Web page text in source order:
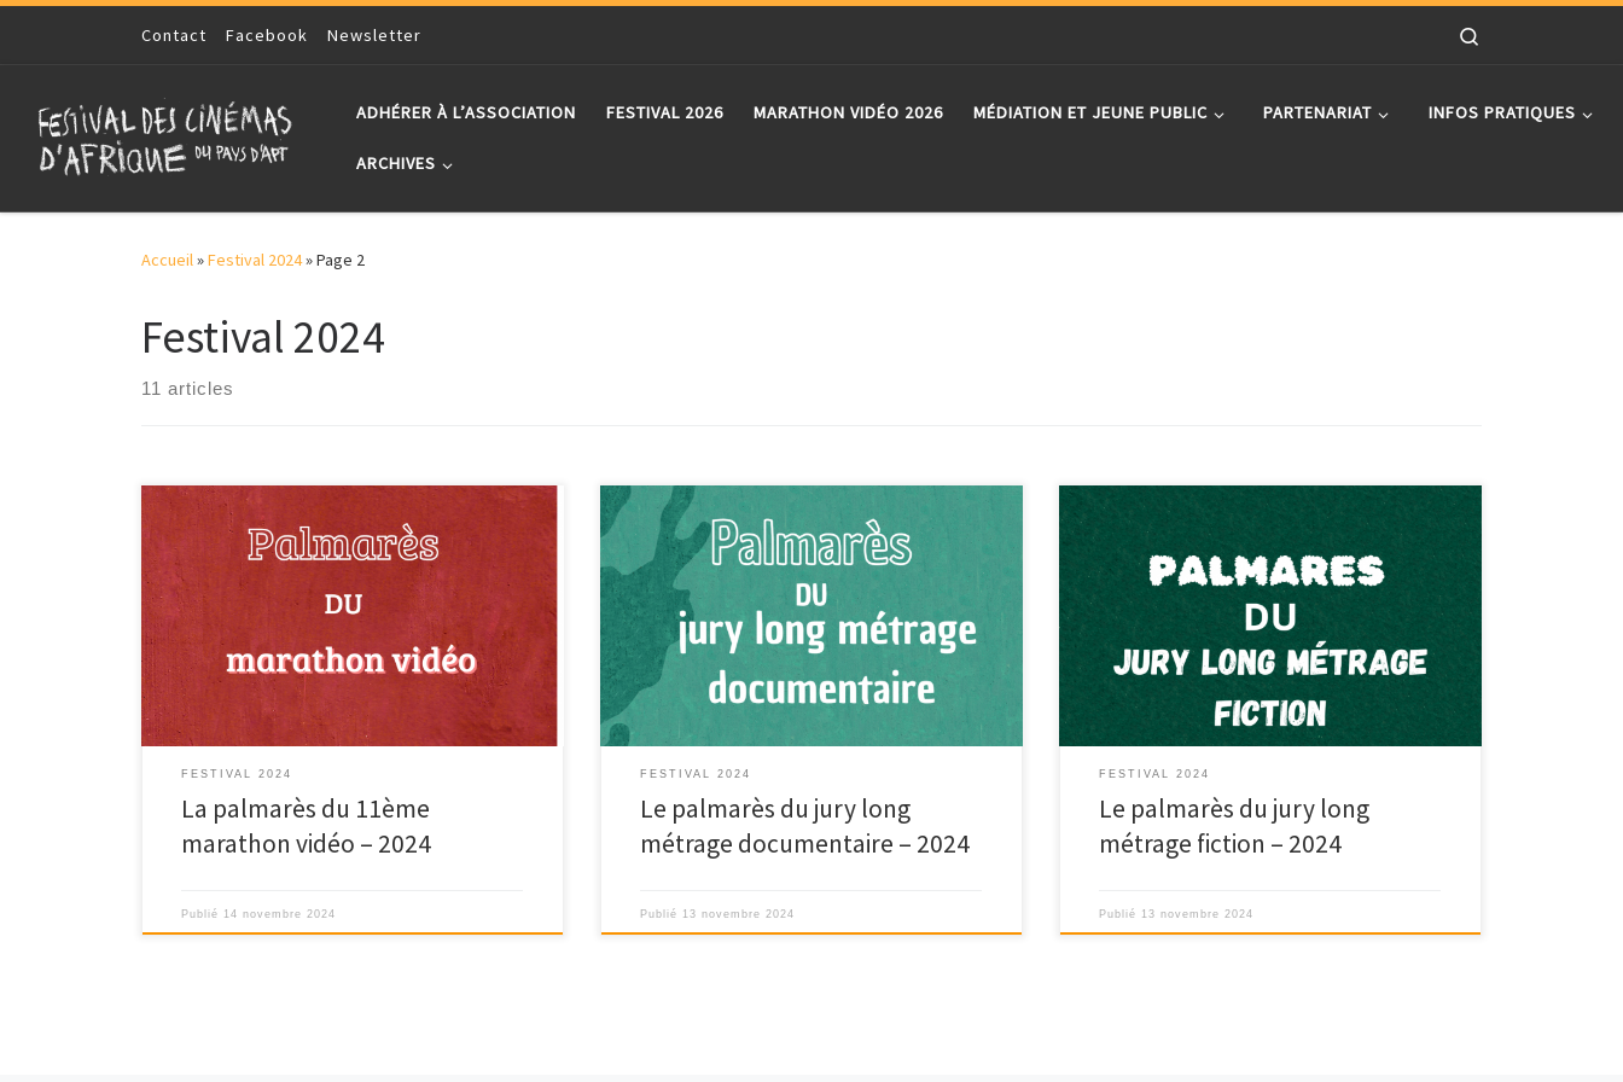
Skip to contentContact Facebook Newsletter
ADHÉRER À L’ASSOCIATION FESTIVAL 2026 MARATHON VIDÉO 2026 MÉDIATION ET JEUNE PUBLIC PARTENARIAT INFOS PRATIQUES
ARCHIVES
Accueil»Festival 2024»Page 2
Festival 2024
11 articles
THÈME IMPOSÉ : TOUTES LES COULEURS DU FEU 1er
prix : Bleu Jaune Rouge réalisé Les Triplettes de […]
FESTIVAL 2024
La palmarès du 11ème
marathon vidéo – 2024
Publié 14 novembre 2024
Délivré par Julien, Gilles, Lisa, Yaëlle & Victoria Présidé
par Mohélie Delepière.
FESTIVAL 2024
Le palmarès du jury long
métrage documentaire – 2024
Publié 13 novembre 2024
Délivré par Kimio, Louise, Capucine, Hanaë Présidé
par Josua Hotz
FESTIVAL 2024
Le palmarès du jury long
métrage fiction – 2024
Publié 13 novembre 2024